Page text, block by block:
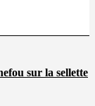
sur la sellette